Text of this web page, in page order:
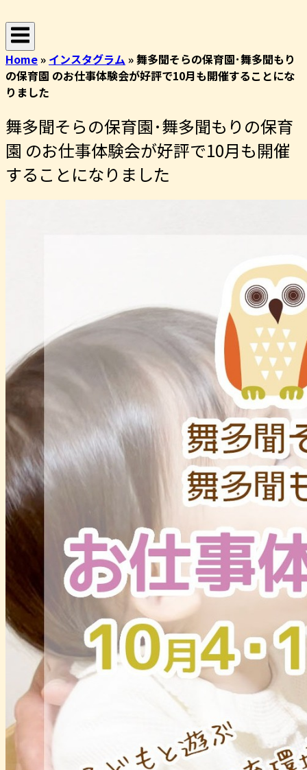
ン
テ
ン
ツ
へ
キ
ッ
プ
ー
ム
Home» インスタグラム »舞多聞そらの保育園･舞多聞もり
の保育園 のお仕事体験会が好評で10月も開催することにな
りました
舞多聞そらの保育園･舞多聞もりの保育
園 のお仕事体験会が好評で10月も開催
することになりました